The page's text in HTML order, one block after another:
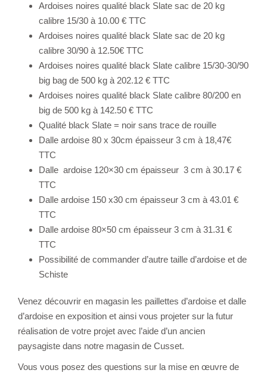
Ardoises noires qualité black Slate sac de 20 kg
calibre 15/30 à 10.00 € TTC
Ardoises noires qualité black Slate sac de 20 kg
calibre 30/90 à 12.50€ TTC
Ardoises noires qualité black Slate calibre 15/30-30/90
big bag de 500 kg à 202.12 € TTC
Ardoises noires qualité black Slate calibre 80/200 en
big de 500 kg à 142.50 € TTC
Qualité black Slate = noir sans trace de rouille
Dalle ardoise 80 x 30cm épaisseur 3 cm à 18,47€
TTC
Dalle ardoise 120×30 cm épaisseur 3 cm à 30.17 €
TTC
Dalle ardoise 150 x30 cm épaisseur 3 cm à 43.01 €
TTC
Dalle ardoise 80×50 cm épaisseur 3 cm à 31.31 €
TTC
Possibilité de commander d’autre taille d’ardoise et de
Schiste
Venez découvrir en magasin les paillettes d’ardoise et dalle
d’ardoise en exposition et ainsi vous projeter sur la futur
réalisation de votre projet avec l’aide d’un ancien
paysagiste dans notre magasin de Cusset.
Vous vous posez des questions sur la mise en œuvre de